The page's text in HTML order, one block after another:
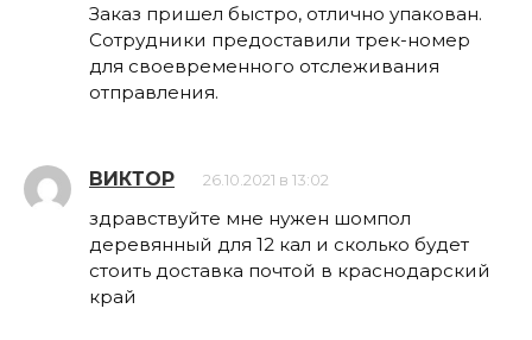
Заказ пришел быстро, отлично упакован.
Сотрудники предоставили трек-номер
для своевременного отслеживания
отправления.
ВИКТОР 26.10.2021 в 13:02
здравствуйте мне нужен шомпол
деревянный для 12 кал и сколько будет
стоить доставка почтой в краснодарский
край